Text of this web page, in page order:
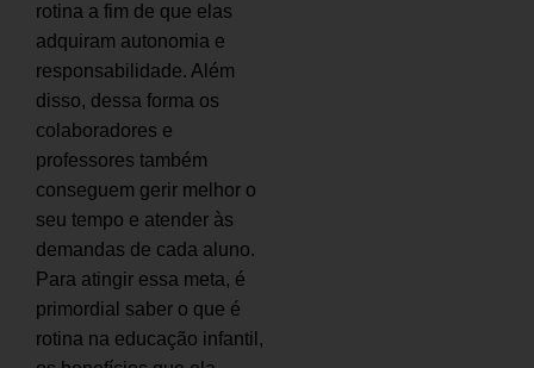
rotina a fim de que elas
adquiram autonomia e
responsabilidade. Além
disso, dessa forma os
colaboradores e
professores também
conseguem gerir melhor o
seu tempo e atender às
demandas de cada aluno.
Para atingir essa meta, é
primordial saber o que é
rotina na educação infantil,